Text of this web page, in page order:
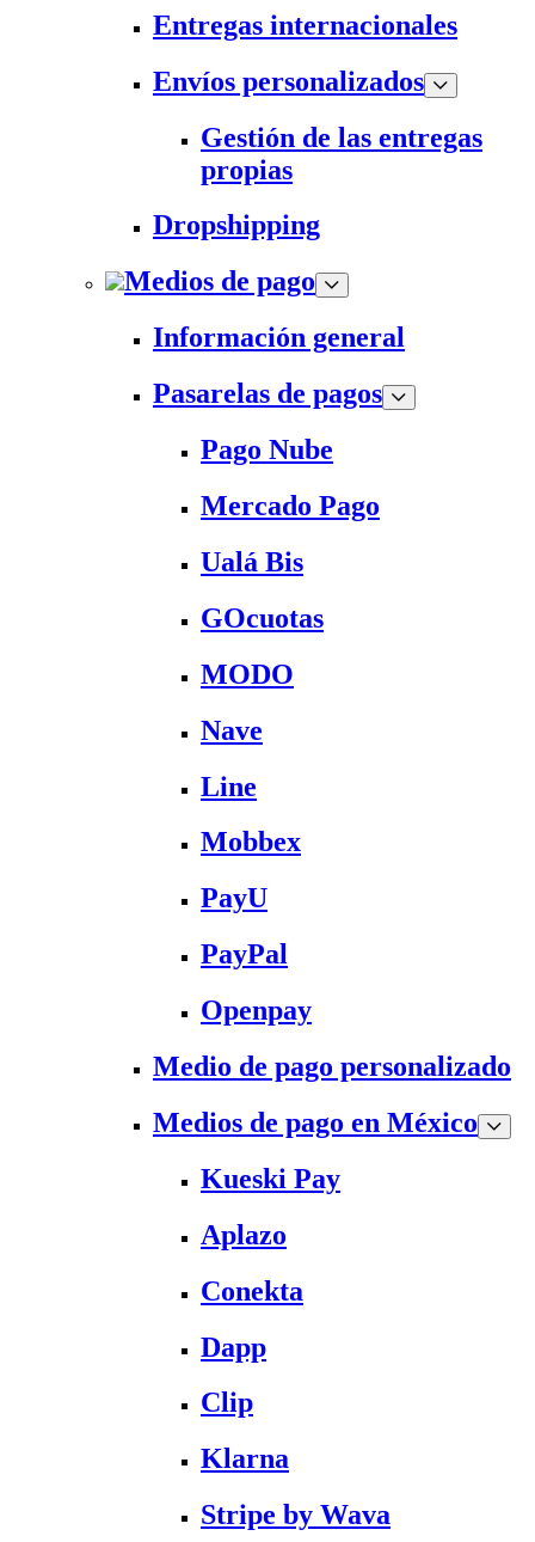
Entregas internacionales
Envíos personalizados
Gestión de las entregas
propias
Dropshipping
Medios de pago
Información general
Pasarelas de pagos
Pago Nube
Mercado Pago
Ualá Bis
GOcuotas
MODO
Nave
Line
Mobbex
PayU
PayPal
Openpay
Medio de pago personalizado
Medios de pago en México
Kueski Pay
Aplazo
Conekta
Dapp
Clip
Klarna
Stripe by Wava